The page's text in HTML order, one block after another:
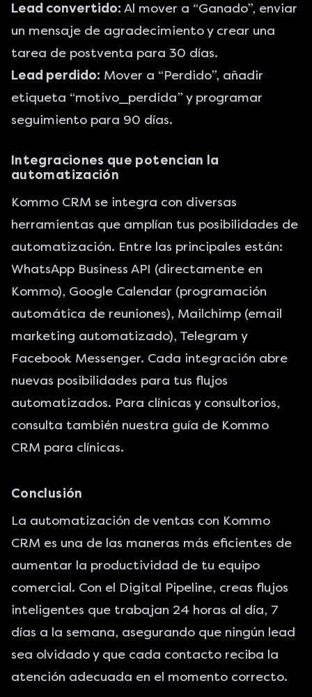
Lead convertido: Al mover a “Ganado”, enviar
un mensaje de agradecimiento y crear una
tarea de postventa para 30 días.
Lead perdido: Mover a “Perdido”, añadir
etiqueta “motivo_perdida” y programar
seguimiento para 90 días.
Integraciones que potencian la
automatización
Kommo CRM se integra con diversas
herramientas que amplían tus posibilidades de
automatización. Entre las principales están:
WhatsApp Business API (directamente en
Kommo), Google Calendar (programación
automática de reuniones), Mailchimp (email
marketing automatizado), Telegram y
Facebook Messenger. Cada integración abre
nuevas posibilidades para tus flujos
automatizados. Para clínicas y consultorios,
consulta también nuestra guía de Kommo
CRM para clínicas.
Conclusión
La automatización de ventas con Kommo
CRM es una de las maneras más eficientes de
aumentar la productividad de tu equipo
comercial. Con el Digital Pipeline, creas flujos
inteligentes que trabajan 24 horas al día, 7
días a la semana, asegurando que ningún lead
sea olvidado y que cada contacto reciba la
atención adecuada en el momento correcto.